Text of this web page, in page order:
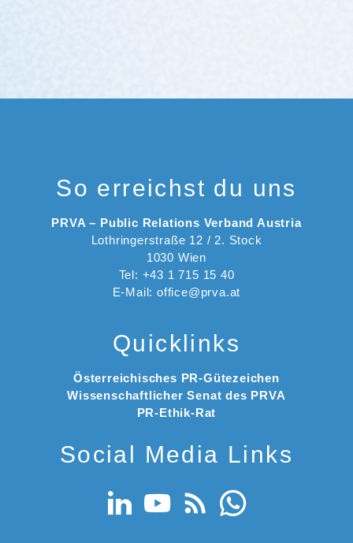
So erreichst du uns
PRVA – Public Relations Verband Austria
Lothringerstraße 12 / 2. Stock
1030 Wien
Tel: +43 1 715 15 40
E-Mail: office@prva.at
Quicklinks
Österreichisches PR-Gütezeichen
Wissenschaftlicher Senat des PRVA
PR-Ethik-Rat
Social Media Links